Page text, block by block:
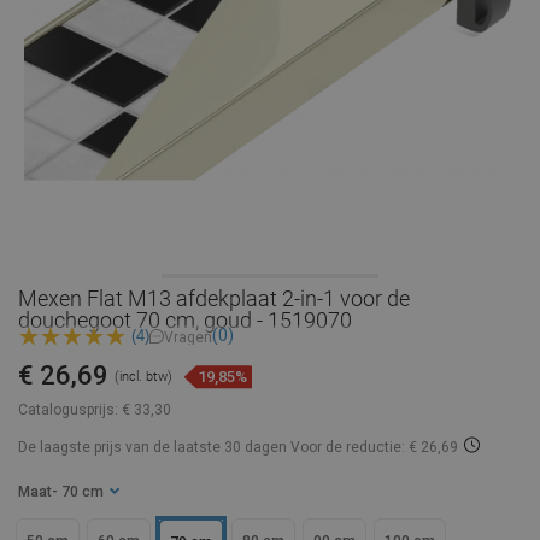
Mexen Flat M13 afdekplaat 2-in-1 voor de
douchegoot 70 cm, goud - 1519070
(4) Vragen(0)
Catalogusprijs: € 33,30
€ 26,69 (incl. btw) 19,85%
De laagste prijs van de laatste 30 dagen Voor de reductie: € 26,69
Maat - 70 cm